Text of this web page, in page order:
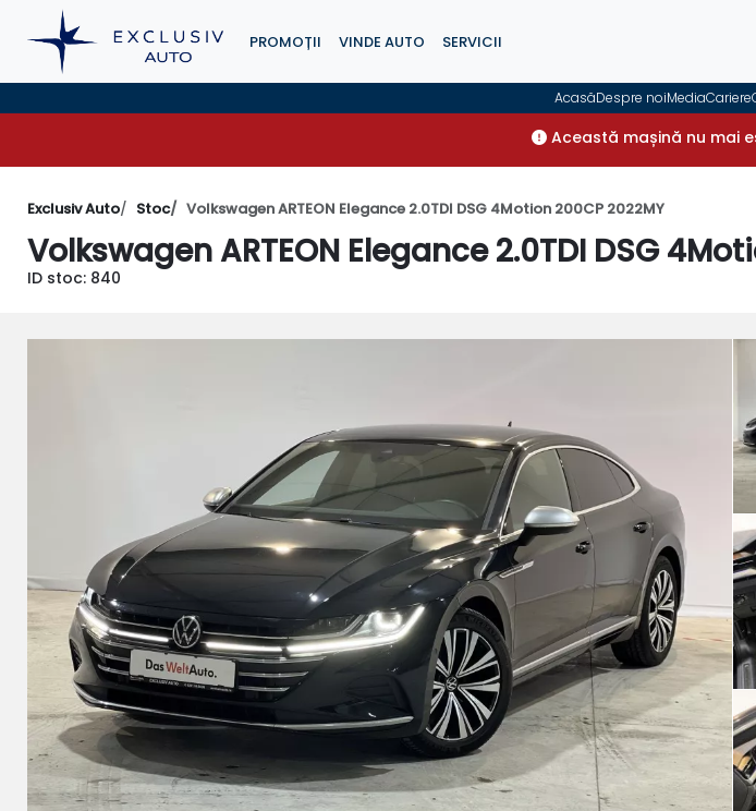
PROMOȚII VINDE AUTO SERVICII
AcasăDespre noiMediaCariere
Această mașină nu mai
Exclusiv Auto Stoc Volkswagen ARTEON Elegance 2.0TDI DSG 4Motion 200CP 2022MY
Volkswagen ARTEON Elegance 2.0TDI DSG
ID stoc: 840